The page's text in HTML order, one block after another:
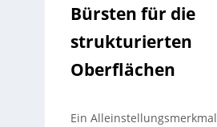
Bürsten für die
strukturierten
Oberflächen
Ein